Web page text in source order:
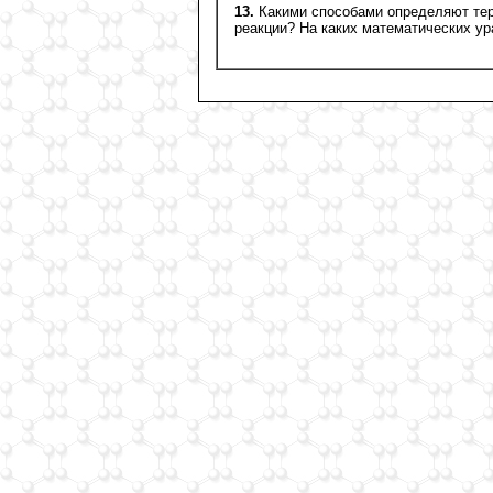
13. Какими способами определяют
реакции? На каких математических